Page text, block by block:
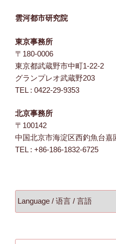
雲河都市研究院
東京事務所
〒180-0006
東京都武蔵野市中町1-22-2
グランプレオ武蔵野203
TEL : 0422-29-9353
北京事務所
〒100142
中国北京市海淀区西釣魚台嘉
TEL : +86-186-1832-6725